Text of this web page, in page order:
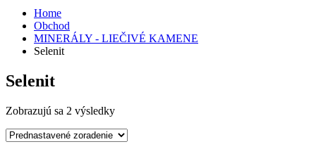
Home
Obchod
MINERÁLY - LIEČIVÉ KAMENE
Selenit
Selenit
Zobrazujú sa 2 výsledky